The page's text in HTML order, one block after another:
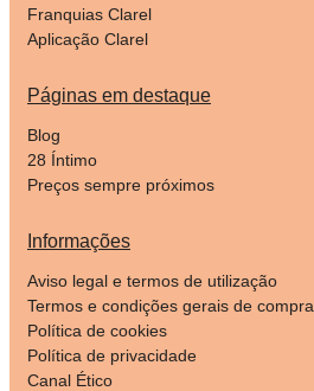
Franquias Clarel
Aplicação Clarel
Páginas em destaque
Blog
28 Íntimo
Preços sempre próximos
Informações
Aviso legal e termos de utilização
Termos e condições gerais de compra
Política de cookies
Política de privacidade
Canal Ético